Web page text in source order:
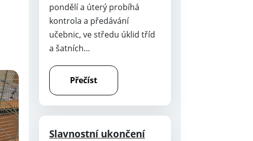
pondělí a úterý probíhá
kontrola a předávání
učebnic, ve středu úklid tříd
a šatních…
Přečíst
Slavnostní ukončení